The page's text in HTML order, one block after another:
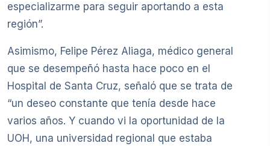
especializarme para seguir aportando a esta
región”.
Asimismo, Felipe Pérez Aliaga, médico general
que se desempeñó hasta hace poco en el
Hospital de Santa Cruz, señaló que se trata de
“un deseo constante que tenía desde hace
varios años. Y cuando vi la oportunidad de la
UOH, una universidad regional que estaba